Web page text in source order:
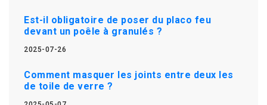
Est-il obligatoire de poser du placo feu
devant un poêle à granulés ?
2025-07-26
Comment masquer les joints entre deux les
de toile de verre ?